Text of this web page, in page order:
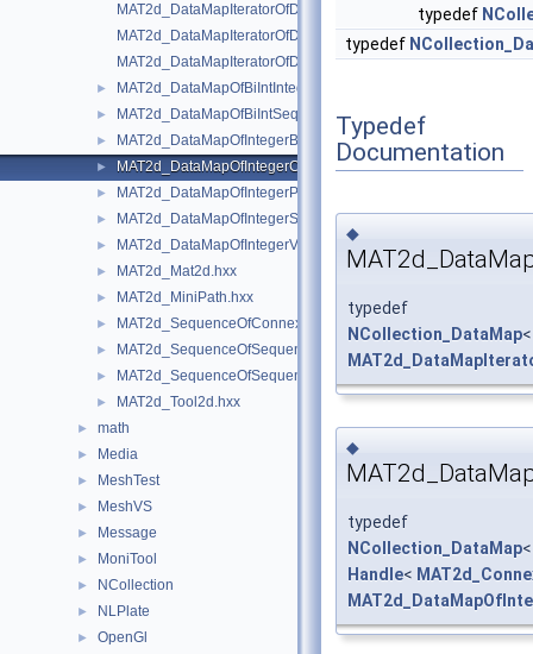
MAT2d_DataMapIteratorOfDataMapOfIntegerPnt2d.hxx
MAT2d_DataMapIteratorOfDataMapOfIntegerVec2d.hxx
► MAT2d_DataMapOfBiIntInteger.hxx
► MAT2d_DataMapOfBiIntSequenceOfInteger.hxx
► MAT2d_DataMapOfIntegerBisec.hxx
► MAT2d_DataMapOfIntegerConnexion.hxx
► MAT2d_DataMapOfIntegerPnt2d.hxx
► MAT2d_DataMapOfIntegerSequenceOfConnexion.hxx
► MAT2d_DataMapOfIntegerVec2d.hxx
► MAT2d_Mat2d.hxx
► MAT2d_MiniPath.hxx
► MAT2d_SequenceOfConnexion.hxx
► MAT2d_SequenceOfSequenceOfCurve.hxx
► MAT2d_SequenceOfSequenceOfGeometry.hxx
► MAT2d_Tool2d.hxx
► math
► Media
► MeshTest
► MeshVS
► Message
► MoniTool
► NCollection
► NLPlate
► OpenGl
typedef
typedef
Typedef
Documentation
◆
typedef
NCollection_DataMap<
◆
typedef
NCollection_DataMap<
Handle<